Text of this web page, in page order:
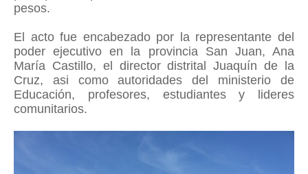
pesos.
El acto fue encabezado por la representante del
poder ejecutivo en la provincia San Juan, Ana
María Castillo, el director distrital Juaquín de la
Cruz, asi como autoridades del ministerio de
Educación, profesores, estudiantes y lideres
comunitarios.